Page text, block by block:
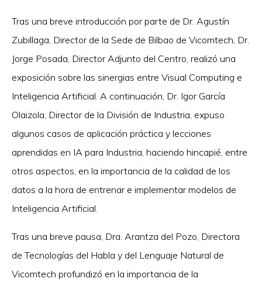
Tras una breve introducción por parte de Dr. Agustín
Zubillaga, Director de la Sede de Bilbao de Vicomtech, Dr.
Jorge Posada, Director Adjunto del Centro, realizó una
exposición sobre las sinergias entre Visual Computing e
Inteligencia Artificial. A continuación, Dr. Igor García
Olaizola, Director de la División de Industria, expuso
algunos casos de aplicación práctica y lecciones
aprendidas en IA para Industria, haciendo hincapié, entre
otros aspectos, en la importancia de la calidad de los
datos a la hora de entrenar e implementar modelos de
Inteligencia Artificial.
Tras una breve pausa, Dra. Arantza del Pozo, Directora
de Tecnologías del Habla y del Lenguaje Natural de
Vicomtech profundizó en la importancia de la